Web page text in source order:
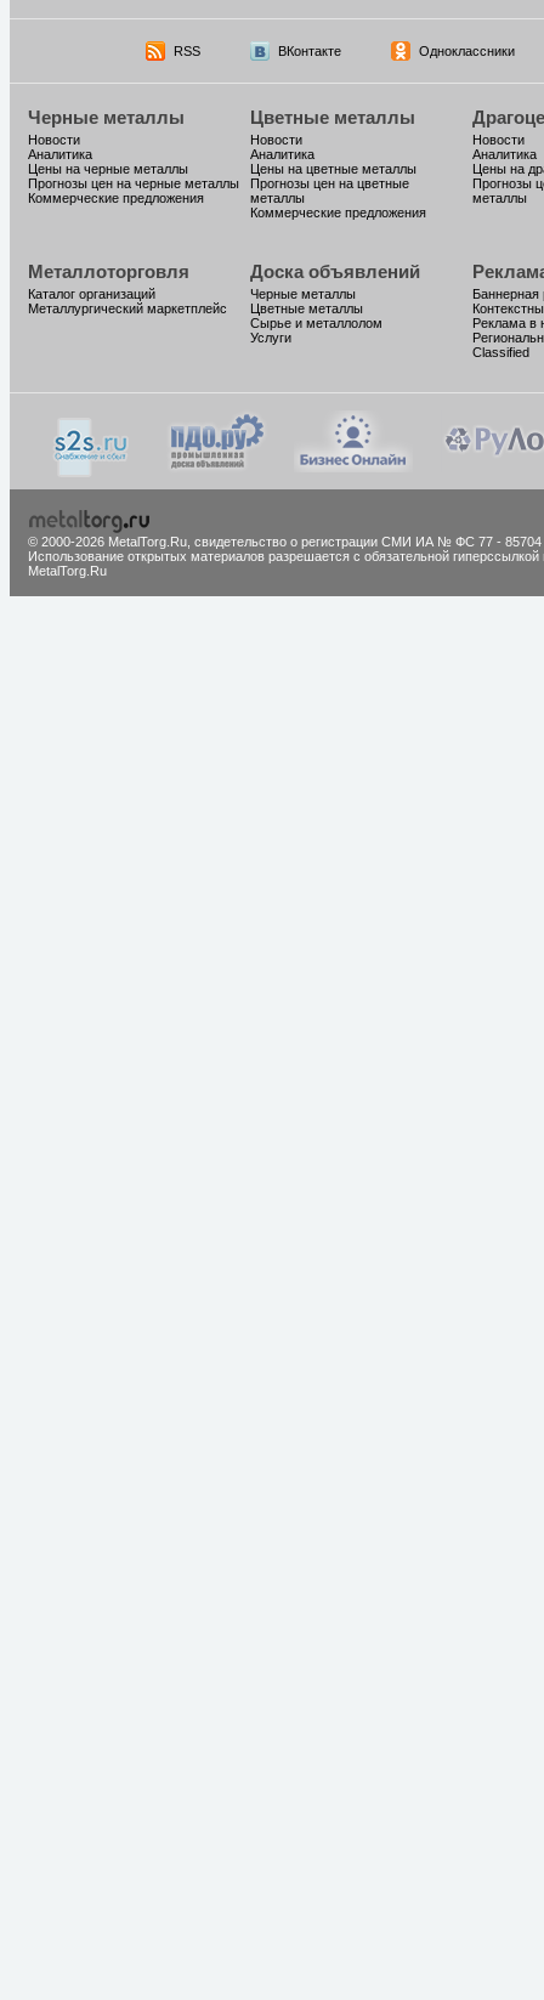
RSS ВКонтакте Одноклассники
Черные металлы
Новости
Аналитика
Цены на черные металлы
Прогнозы цен на черные металлы
Коммерческие предложения
Цветные металлы
Новости
Аналитика
Цены на цветные металлы
Прогнозы цен на цветные
металлы
Коммерческие предложения
Новости
Аналитика
Цены на
Прогнозы
металлы
Металлоторговля
Каталог организаций
Металлургический маркетплейс
Доска объявлений
Черные металлы
Цветные металлы
Сырье и металлолом
Услуги
Баннерная
Реклама в
Classified
© 2000-2026 MetalTorg.Ru, cвидетельство о регистрации СМИ ИА № ФС 77 - 85704
Использование открытых материалов разрешается с обязательной гиперссылкой
MetalTorg.Ru